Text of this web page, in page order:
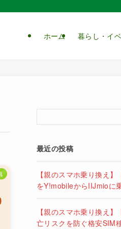
ホーム 暮らし・イ
最近の投稿
【親のスマホ乗り換え
をY!mobileからIIJmioに
【親のスマホ乗り換え
亡リスクを防ぐ格安SIM